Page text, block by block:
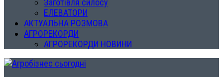
Заготівля силосу
ЕЛЕВАТОРИ
АКТУАЛЬНА РОЗМОВА
АГРОРЕКОРДИ
АГРОРЕКОРДИ НОВИНИ